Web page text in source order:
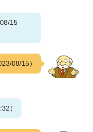
15
08/15）
）